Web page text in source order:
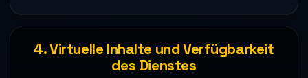
4. Virtuelle Inhalte und Verfügbarkeit
des Dienstes